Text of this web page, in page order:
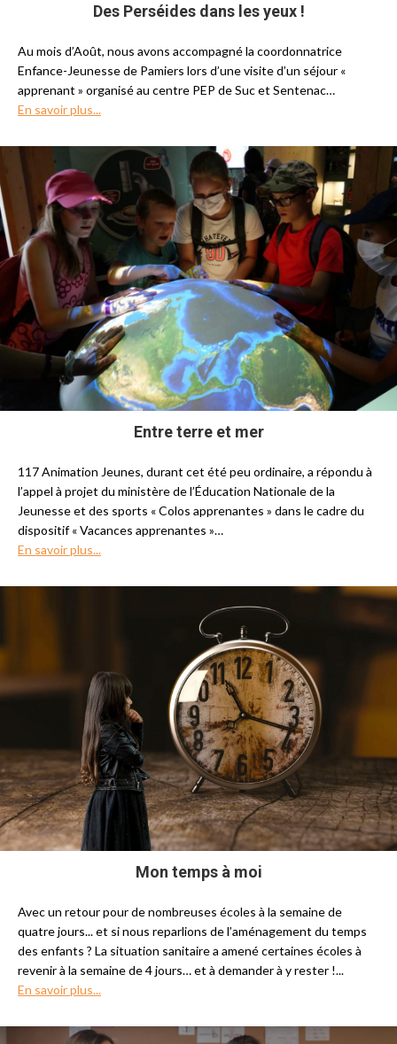
Des Perséides dans les yeux !
Au mois d’Août, nous avons accompagné la coordonnatrice
Enfance-Jeunesse de Pamiers lors d’une visite d’un séjour «
apprenant » organisé au centre PEP de Suc et Sentenac…
En savoir plus...
Entre terre et mer
117 Animation Jeunes, durant cet été peu ordinaire, a répondu à
l’appel à projet du ministère de l’Éducation Nationale de la
Jeunesse et des sports « Colos apprenantes » dans le cadre du
dispositif « Vacances apprenantes »…
En savoir plus...
Mon temps à moi
Avec un retour pour de nombreuses écoles à la semaine de
quatre jours... et si nous reparlions de l’aménagement du temps
des enfants ? La situation sanitaire a amené certaines écoles à
revenir à la semaine de 4 jours… et à demander à y rester !...
En savoir plus...